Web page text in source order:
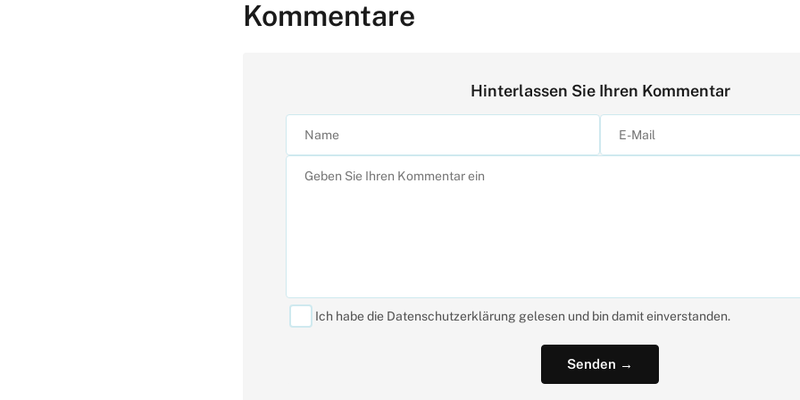
Kommentare
Hinterlassen Sie Ihren Kommentar
Ich habe die Datenschutzerklärung gelesen und bin damit einverstanden.